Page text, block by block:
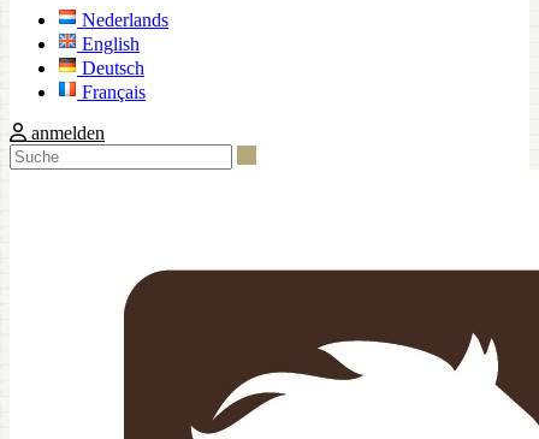
Nederlands
English
Deutsch
Français
anmelden